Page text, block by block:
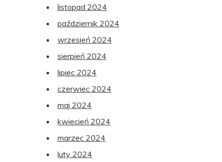
listopad 2024
październik 2024
wrzesień 2024
sierpień 2024
lipiec 2024
czerwiec 2024
maj 2024
kwiecień 2024
marzec 2024
luty 2024